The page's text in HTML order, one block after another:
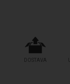
DOSTAVA